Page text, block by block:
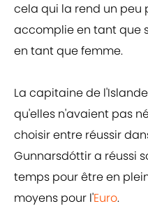
cela qui la rend un peu
accomplie en tant que
en tant que femme.
La capitaine de
qu'elles n'avaient pas
choisir entre réussir
Gunnarsdóttir a réussi
temps pour être en
moyens pour l'Euro.